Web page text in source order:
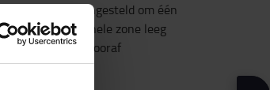
kan worden ingesteld om één
kanaal of een hele zone leeg
diverse vooraf